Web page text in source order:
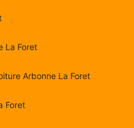
La Foret
Arbonne La Foret
Foret